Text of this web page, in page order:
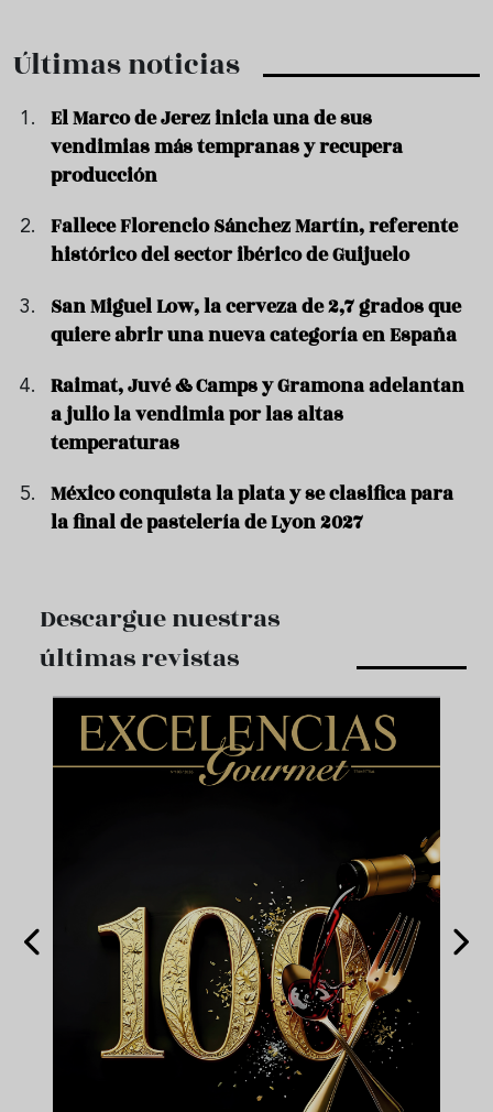
Últimas noticias
El Marco de Jerez inicia una de sus
vendimias más tempranas y recupera
producción
Fallece Florencio Sánchez Martín, referente
histórico del sector ibérico de Guijuelo
San Miguel Low, la cerveza de 2,7 grados que
quiere abrir una nueva categoría en España
Raimat, Juvé & Camps y Gramona adelantan
a julio la vendimia por las altas
temperaturas
México conquista la plata y se clasifica para
la final de pastelería de Lyon 2027
Descargue nuestras
últimas revistas